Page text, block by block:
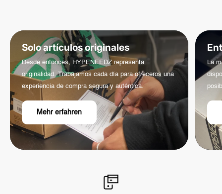
Solo artículos originales
Desde entonces, HYPENEEDZ representa
originalidad. Trabajamos cada día para ofreceros una
experiencia de compra segura y auténtica.
Mehr erfahren
La